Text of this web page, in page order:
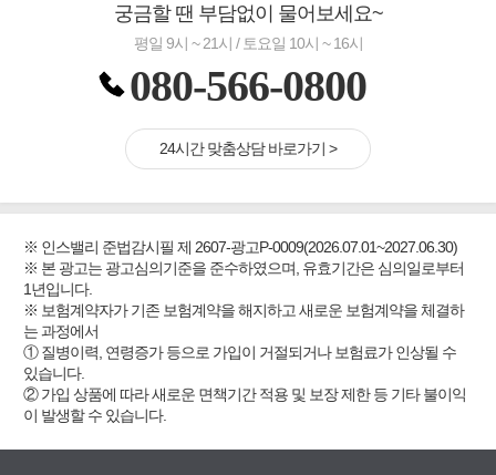
궁금할 땐 부담없이 물어보세요~
평일 9시 ~ 21시 / 토요일 10시 ~ 16시
080-566-0800
24시간 맞춤상담 바로가기 >
※ 인스밸리 준법감시필 제 2607-광고P-0009(2026.07.01~2027.06.30)
※ 본 광고는 광고심의기준을 준수하였으며, 유효기간은 심의일로부터
1년입니다.
※ 보험계약자가 기존 보험계약을 해지하고 새로운 보험계약을 체결하
는 과정에서
① 질병이력, 연령증가 등으로 가입이 거절되거나 보험료가 인상될 수
있습니다.
② 가입 상품에 따라 새로운 면책기간 적용 및 보장 제한 등 기타 불이익
이 발생할 수 있습니다.